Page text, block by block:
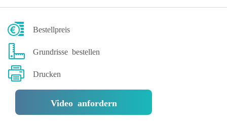
Bestellpreis
Grundrisse bestellen
Drucken
Video anfordern